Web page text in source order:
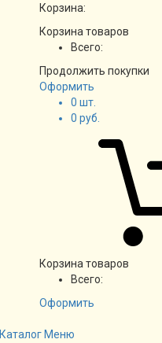
Корзина:
Корзина товаров
Всего:
Продолжить покупки
Оформить
0 шт.
0 руб.
Корзина товаров
Всего:
Оформить
Каталог Меню